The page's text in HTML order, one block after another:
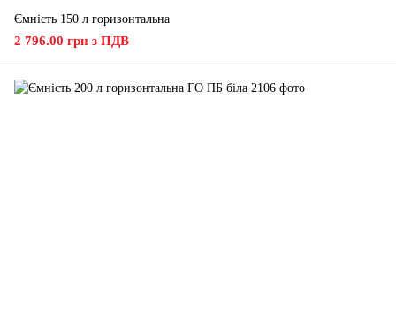
Ємність 150 л горизонтальна
2 796.00 грн з ПДВ